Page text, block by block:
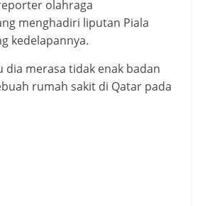
olahraga
menghadiri liputan Piala
kedelapannya.
dia merasa tidak enak badan
rumah sakit di Qatar pada